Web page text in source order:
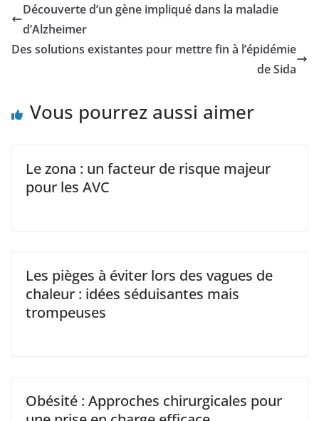
Découverte d’un gène impliqué dans la maladie
d’Alzheimer
Des solutions existantes pour mettre fin à l’épidémie
de Sida
Vous pourrez aussi aimer
Le zona : un facteur de risque majeur
pour les AVC
Les pièges à éviter lors des vagues de
chaleur : idées séduisantes mais
trompeuses
Obésité : Approches chirurgicales pour